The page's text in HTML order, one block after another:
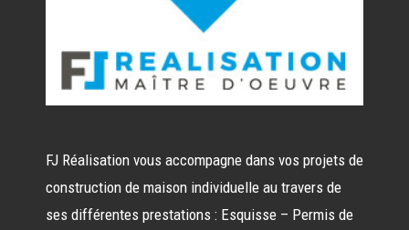
FJ Réalisation vous accompagne dans vos projets de
construction de maison individuelle au travers de
ses différentes prestations : Esquisse – Permis de